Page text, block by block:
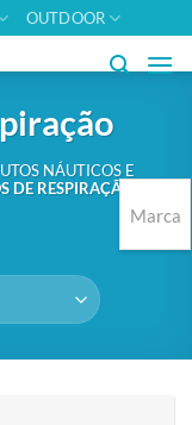
OUTDOOR
NÁUTICOS E
DE RESPIRAÇÃO
Marca